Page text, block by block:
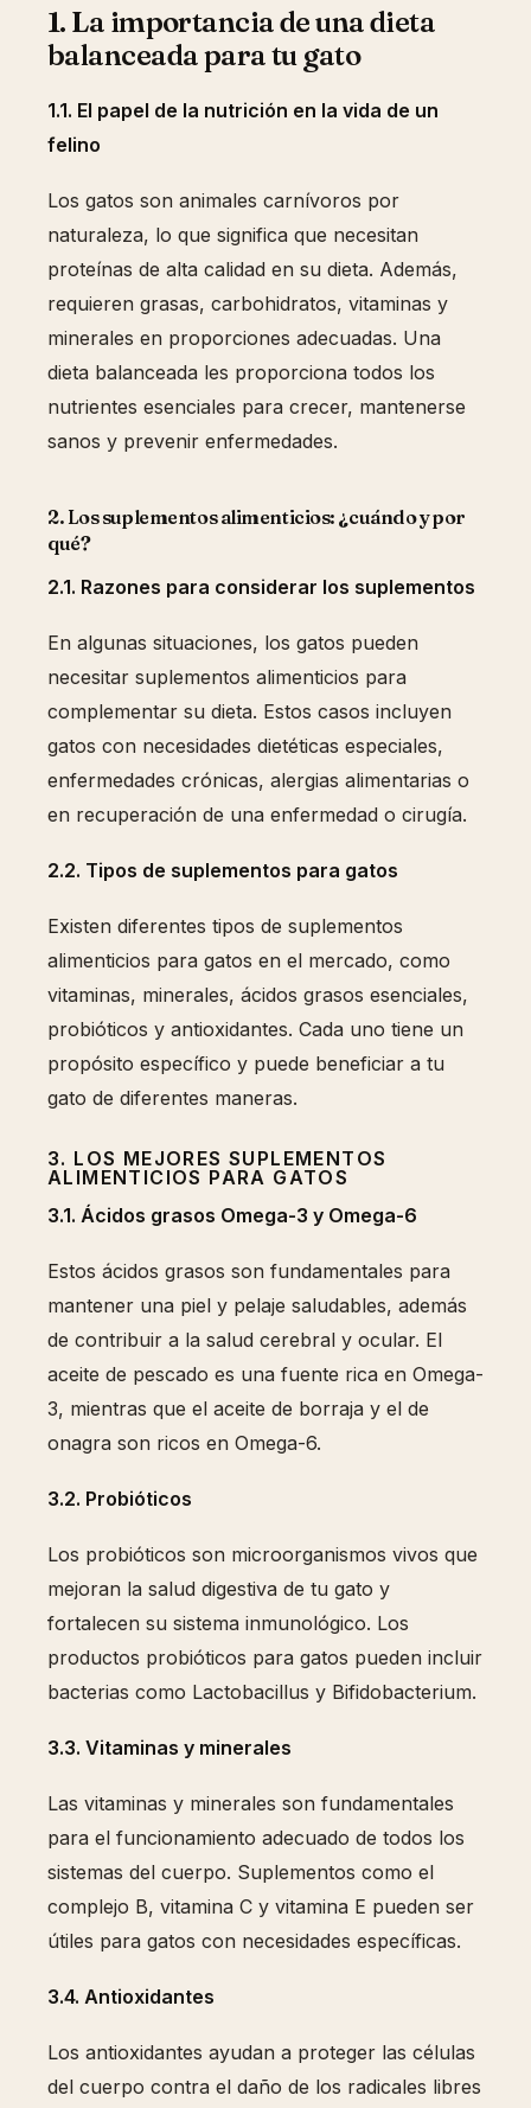
1. La importancia de una dieta
balanceada para tu gato
1.1. El papel de la nutrición en la vida de un
felino
Los gatos son animales carnívoros por
naturaleza, lo que significa que necesitan
proteínas de alta calidad en su dieta. Además,
requieren grasas, carbohidratos, vitaminas y
minerales en proporciones adecuadas. Una
dieta balanceada les proporciona todos los
nutrientes esenciales para crecer, mantenerse
sanos y prevenir enfermedades.
2. Los suplementos alimenticios: ¿cuándo y por
qué?
2.1. Razones para considerar los suplementos
En algunas situaciones, los gatos pueden
necesitar suplementos alimenticios para
complementar su dieta. Estos casos incluyen
gatos con necesidades dietéticas especiales,
enfermedades crónicas, alergias alimentarias o
en recuperación de una enfermedad o cirugía.
2.2. Tipos de suplementos para gatos
Existen diferentes tipos de suplementos
alimenticios para gatos en el mercado, como
vitaminas, minerales, ácidos grasos esenciales,
probióticos y antioxidantes. Cada uno tiene un
propósito específico y puede beneficiar a tu
gato de diferentes maneras.
3. LOS MEJORES SUPLEMENTOS
ALIMENTICIOS PARA GATOS
3.1. Ácidos grasos Omega-3 y Omega-6
Estos ácidos grasos son fundamentales para
mantener una piel y pelaje saludables, además
de contribuir a la salud cerebral y ocular. El
aceite de pescado es una fuente rica en Omega-
3, mientras que el aceite de borraja y el de
onagra son ricos en Omega-6.
3.2. Probióticos
Los probióticos son microorganismos vivos que
mejoran la salud digestiva de tu gato y
fortalecen su sistema inmunológico. Los
productos probióticos para gatos pueden incluir
bacterias como Lactobacillus y Bifidobacterium.
3.3. Vitaminas y minerales
Las vitaminas y minerales son fundamentales
para el funcionamiento adecuado de todos los
sistemas del cuerpo. Suplementos como el
complejo B, vitamina C y vitamina E pueden ser
útiles para gatos con necesidades específicas.
3.4. Antioxidantes
Los antioxidantes ayudan a proteger las células
del cuerpo contra el daño de los radicales libres